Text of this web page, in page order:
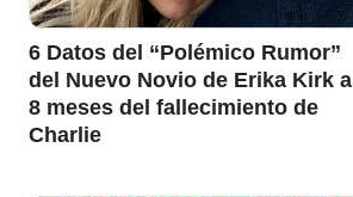
6 Datos del “Polémico Rumor”
del Nuevo Novio de Erika Kirk a
8 meses del fallecimiento de
Charlie